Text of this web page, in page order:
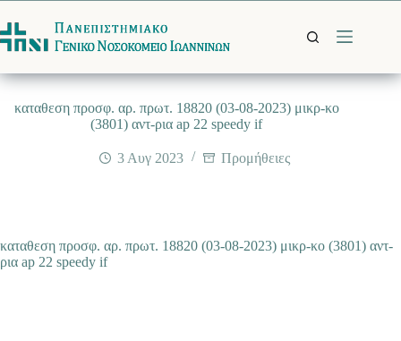
στο
περιεχόμενο
καταθεση προσφ. αρ. πρωτ. 18820 (03-08-2023) μικρ-κο
(3801) αντ-ρια ap 22 speedy if
3 Αυγ 2023 Προμήθειες
καταθεση προσφ. αρ. πρωτ. 18820 (03-08-2023) μικρ-κο (3801) αντ-
ρια ap 22 speedy if